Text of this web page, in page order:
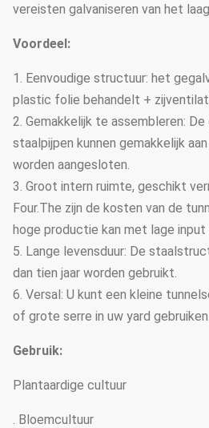
vereisten galvaniseren van het
Voordeel:
1. Eenvoudige structuur: het
plastic folie behandelt +
2. Gemakkelijk te assembleren:
staalpijpen kunnen gemakkelijk
worden aangesloten.
3. Groot intern ruimte, geschikt
Four.The zijn de kosten van de
hoge productie kan met lage input
5. Lange levensduur: De
dan tien jaar worden gebruikt.
6. Versal: U kunt een kleine
of grote serre in uw yard gebruiken.
Gebruik:
Plantaardige cultuur
. Bloemcultuur